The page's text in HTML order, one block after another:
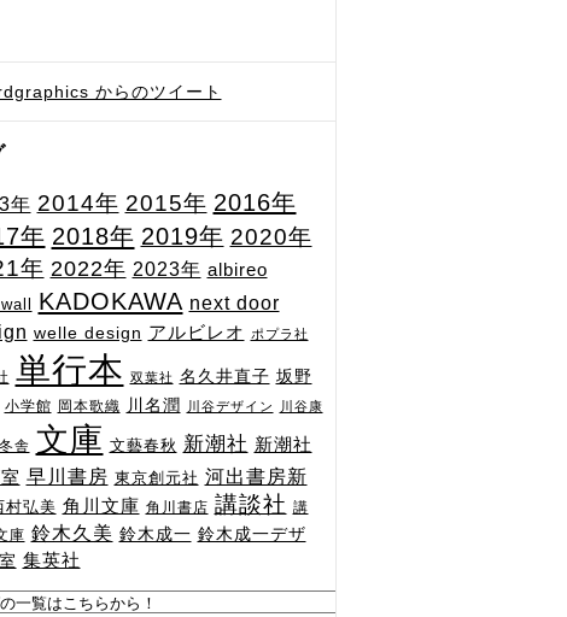
からのツイート
年 2014年 2015年 2016年
年 2018年 2019年 2020年
年 2022年 2023年 albireo
KADOKAWA next door
welle design アルビレオ ポプラ社
単行本 双葉社 名久井直子 坂野
小学館 岡本歌織 川名潤 川谷デザイン 川谷康
舎 文庫 文藝春秋 新潮社 新潮社
早川書房 東京創元社 河出書房新
村弘美 角川文庫 角川書店 講談社 講
庫 鈴木久美 鈴木成一 鈴木成一デザ
集英社